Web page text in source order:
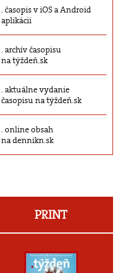
časopis v iOS a Android
aplikácii
archív časopisu
na týždeň.sk
aktuálne vydanie
časopisu na týždeň.sk
online obsah
na dennikn.sk
PRINT